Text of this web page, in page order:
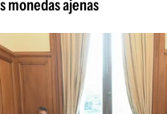
monedas ajenas